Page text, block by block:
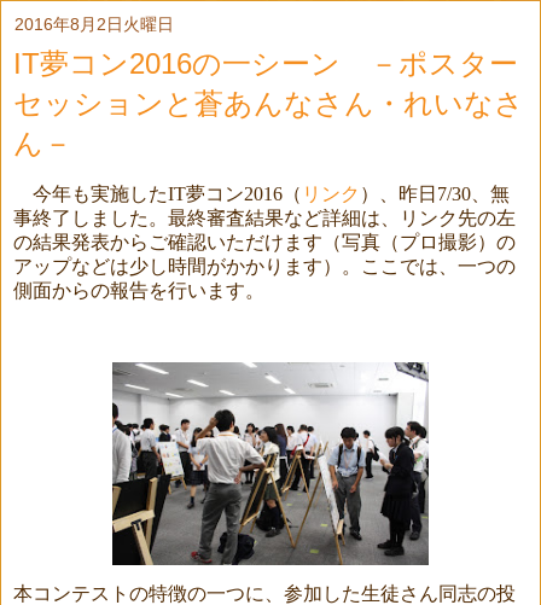
2016年8月2日火曜日
IT夢コン2016の一シーン －ポスター
セッションと蒼あんなさん・れいなさ
ん－
今年も実施したIT夢コン2016 （ リンク ）、昨日 7/30 、無
事終了しました。最終審査結果など詳細は、リンク先の左
の結果発表からご確認いただけます（写真（プロ撮影）の
アップなどは少し時間がかかります）。ここでは、一つの
側面からの報告を行います。
本コンテストの特徴の一つに、参加した生徒さん同志の投